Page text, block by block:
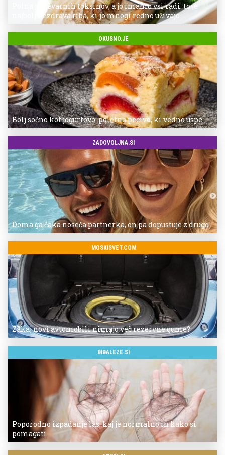
Polna je nevarnih toksinov, a jo imamo vsi radi: to je
najbolj nezdrava riba, ki jo mnogi redno uživajo
OKUSNO.JE
Bolj sočno kot jogurtovo: poletno pecivo, ki vedno uspe
ZADOVOLJNA.SI
Doma ga čaka noseča partnerka, on pa dopustuje z drugo
MOSKISVET.COM
Zakaj novi avtomobili nimajo več rezervne gume?
BIBALEZE.SI
Poporodno izpadanje las: kaj je normalno in kako si
pomagati